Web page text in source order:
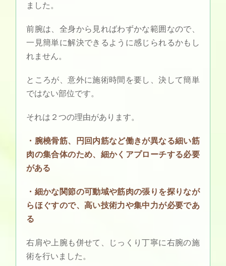
ました。
前腕は、全身から見ればわずかな範囲なので、
一見簡単に解決できるように感じられるかもし
れません。
ところが、意外に施術時間を要し、決して簡単
ではない部位です。
それは２つの理由があります。
・腕橈骨筋、円回内筋など働きが異なる細い筋
肉の集合体のため、細かくアプローチする必要
がある
・細かな関節の可動域や筋肉の張りを探りなが
らほぐすので、高い技術力や集中力が必要であ
る
右肩や上腕も併せて、じっくり丁寧に右腕の施
術を行いました。